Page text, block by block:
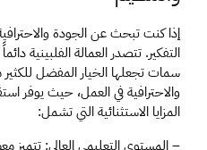
المزايا الاستثنائية التي تشمل: